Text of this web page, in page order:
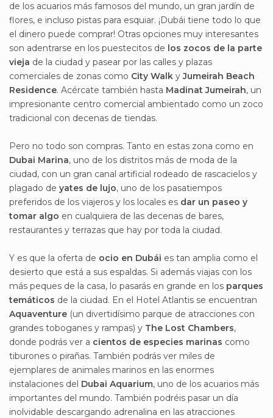
de los acuarios más famosos del mundo, un gran jardín de
flores, e incluso pistas para esquiar. ¡Dubái tiene todo lo que
el dinero puede comprar! Otras opciones muy interesantes
son adentrarse en los puestecitos de los zocos de la parte
vieja de la ciudad y pasear por las calles y plazas
comerciales de zonas como City Walk yJumeirah Beach
Residence. Acércate también hasta Madinat Jumeirah, un
impresionante centro comercial ambientado como un zoco
tradicional con decenas de tiendas.
Pero no todo son compras. Tanto en estas zona como en
Dubai Marina, uno de los distritos más de moda de la
ciudad, con un gran canal artificial rodeado de rascacielos y
plagado de yates de lujo, uno de los pasatiempos
preferidos de los viajeros y los locales es dar un paseo y
tomar algo en cualquiera de las decenas de bares,
restaurantes y terrazas que hay por toda la ciudad.
Y es que la oferta de ocio en Dubái es tan amplia como el
desierto que está a sus espaldas. Si además viajas con los
más peques de la casa, lo pasarás en grande en los parques
temáticos de la ciudad. En el Hotel Atlantis se encuentran
Aquaventure (un divertidísimo parque de atracciones con
grandes toboganes y rampas) y The Lost Chambers,
donde podrás ver a cientos de especies marinas como
tiburones o pirañas. También podrás ver miles de
ejemplares de animales marinos en las enormes
instalaciones del Dubai Aquarium, uno de los acuarios más
importantes del mundo. También podréis pasar un día
inolvidable descargando adrenalina en las atracciones